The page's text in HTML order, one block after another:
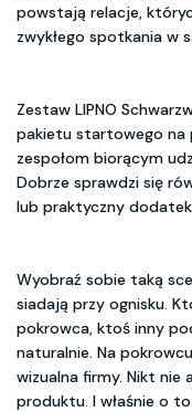
powstają relacje,
zwykłego spotkania w
Zestaw LIPNO
pakietu startowego na
zespołom biorącym
Dobrze sprawdzi się
lub praktyczny
Wyobraź sobie taką
siadają przy ognisku.
pokrowca, ktoś inny
naturalnie. Na
wizualna firmy. Nikt nie
produktu. I właśnie o